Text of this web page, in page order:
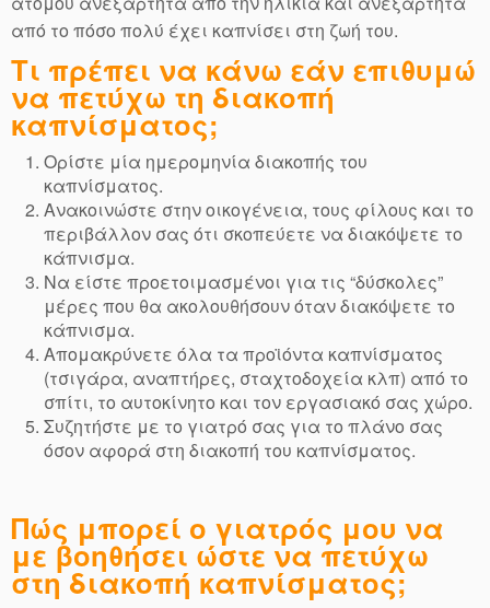
από το πόσο πολύ έχει καπνίσει στη ζωή του.
Τι πρέπει να κάνω εάν επιθυμώ
να πετύχω τη διακοπή
καπνίσματος;
Ορίστε μία ημερομηνία διακοπής του
καπνίσματος.
Ανακοινώστε στην οικογένεια, τους φίλους και το
περιβάλλον σας ότι σκοπεύετε να διακόψετε το
κάπνισμα.
Να είστε προετοιμασμένοι για τις “δύσκολες”
μέρες που θα ακολουθήσουν όταν διακόψετε το
κάπνισμα.
Απομακρύνετε όλα τα προϊόντα καπνίσματος
(τσιγάρα, αναπτήρες, σταχτοδοχεία κλπ) από το
σπίτι, το αυτοκίνητο και τον εργασιακό σας χώρο.
Συζητήστε με το γιατρό σας για το πλάνο σας
όσον αφορά στη διακοπή του καπνίσματος.
Πώς μπορεί ο γιατρός μου να
με βοηθήσει ώστε να πετύχω
στη διακοπή καπνίσματος;